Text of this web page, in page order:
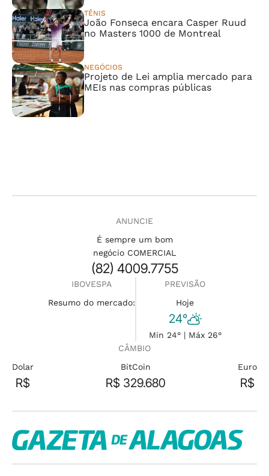
TÊNIS
João Fonseca encara Casper Ruud
no Masters 1000 de Montreal
NEGÓCIOS
Projeto de Lei amplia mercado para
MEIs nas compras públicas
ANUNCIE
É sempre um bom
negócio COMERCIAL
(82) 4009.7755
IBOVESPA
Resumo do mercado:
PREVISÃO
Hoje
24°
Min 24° | Máx 26°
CÂMBIO
Dolar
R$
BitCoin
R$ 329.680
Euro
R$